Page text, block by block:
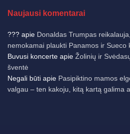
Naujausi komentarai
??? apie Donaldas Trumpas
nemokamai plaukti Panamos ir Sueco
Buvusi koncerte apie Žolinių ir
šventė
Negali būti apie Pasipiktino mamos
valgau – ten kakoju, kitą kartą galima